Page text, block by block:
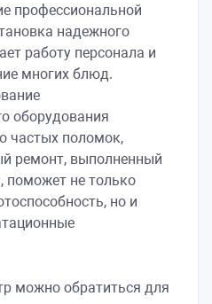
профессиональной
надежного
работу персонала и
многих блюд.
оборудования
частых поломок,
ремонт, выполненный
не только
но и
можно обратиться для